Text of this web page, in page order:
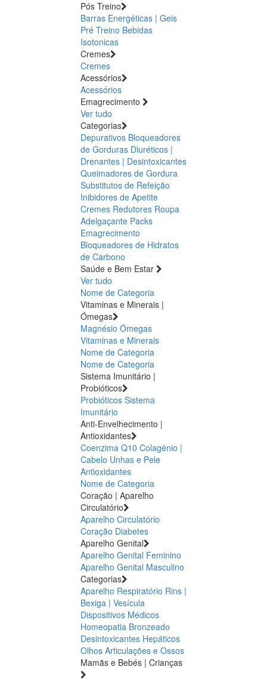
Pós Treino
Barras Energéticas | Geis
Pré Treino Bebidas
Isotonicas
Cremes
Cremes
Acessórios
Acessórios
Emagrecimento
Ver tudo
Categorias
Depurativos Bloqueadores
de Gorduras Diuréticos |
Drenantes | Desintoxicantes
Queimadores de Gordura
Substitutos de Refeição
Inibidores de Apetite
Cremes Redutores Roupa
Adelgaçante Packs
Emagrecimento
Bloqueadores de Hidratos
de Carbono
Saúde e Bem Estar
Ver tudo
Nome de Categoria
Vitaminas e Minerais |
Ómegas
Magnésio Ómegas
Vitaminas e Minerais
Nome de Categoria
Nome de Categoria
Sistema Imunitário |
Probióticos
Probióticos Sistema
Imunitário
Anti-Envelhecimento |
Antioxidantes
Coenzima Q10 Colagénio |
Cabelo Unhas e Pele
Antioxidantes
Nome de Categoria
Coração | Aparelho
Circulatório
Aparelho Circulatório
Coração Diabetes
Aparelho Genital
Aparelho Genital Feminino
Aparelho Genital Masculino
Categorias
Aparelho Respiratório Rins |
Bexiga | Vesícula
Dispositivos Médicos
Homeopatia Bronzeado
Desintoxicantes Hepáticos
Olhos Articulações e Ossos
Mamãs e Bebés | Crianças